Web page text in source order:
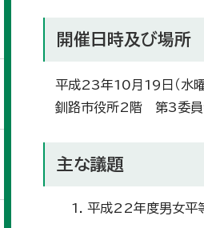
開催日時及び場所
平成23年10月19日（水
釧路市役所2階 第3委員
主な議題
平成22年度男女平